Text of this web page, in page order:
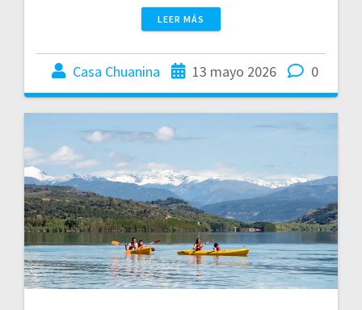
LEER MÁS
Casa Chuanina 13 mayo 2026 0